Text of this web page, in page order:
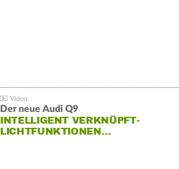
Der neue Audi Q9
INTELLIGENT VERKNÜPFT-
LICHTFUNKTIONEN…